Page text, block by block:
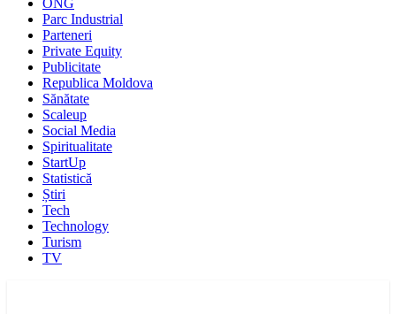
ONG
Parc Industrial
Parteneri
Private Equity
Publicitate
Republica Moldova
Sănătate
Scaleup
Social Media
Spiritualitate
StartUp
Statistică
Știri
Tech
Technology
Turism
TV